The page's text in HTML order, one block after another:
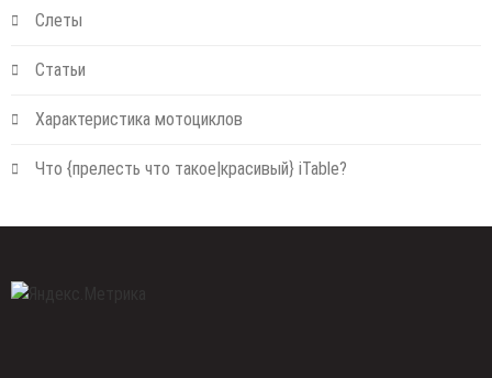
Слеты
Статьи
Характеристика мотоциклов
Что {прелесть что такое|красивый} iTable?